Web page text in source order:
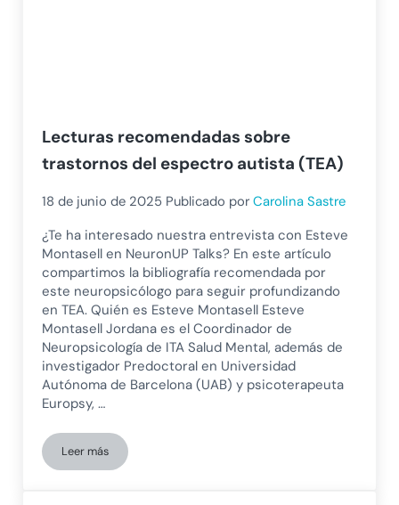
Lecturas recomendadas sobre
trastornos del espectro autista (TEA)
18 de junio de 2025 Publicado porCarolina Sastre
¿Te ha interesado nuestra entrevista con Esteve
Montasell en NeuronUP Talks? En este artículo
compartimos la bibliografía recomendada por
este neuropsicólogo para seguir profundizando
en TEA. Quién es Esteve Montasell Esteve
Montasell Jordana es el Coordinador de
Neuropsicología de ITA Salud Mental, además de
investigador Predoctoral en Universidad
Autónoma de Barcelona (UAB) y psicoterapeuta
Europsy, …
Leer másLecturas recomendadas sobre trastornos del espectro